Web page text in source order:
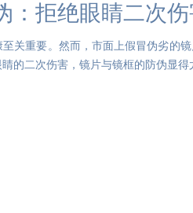
：拒绝眼睛二次伤
关重要。然而，市面上假冒伪劣的
的二次伤害，镜片与镜框的防伪显